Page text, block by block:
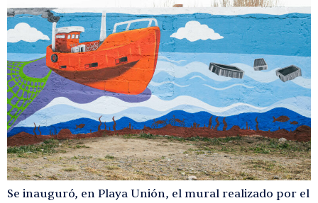
Se inauguró, en Playa Unión, el mural realizado por el